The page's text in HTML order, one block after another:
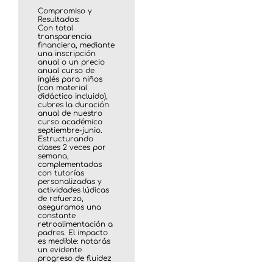
Compromiso y
Resultados:
Con total
transparencia
financiera, mediante
una inscripción
anual o un precio
anual curso de
inglés para niños
(con material
didáctico incluido),
cubres la duración
anual de nuestro
curso académico
septiembre-junio.
Estructurando
clases 2 veces por
semana,
complementadas
con tutorías
personalizadas y
actividades lúdicas
de refuerzo,
aseguramos una
constante
retroalimentación a
padres. El impacto
es medible: notarás
un evidente
progreso de fluidez